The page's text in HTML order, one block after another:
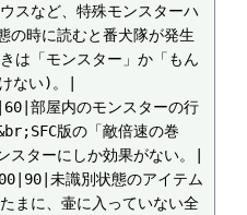
スなど、特殊モンスターハ
の時に読むと番犬隊が発生
は「モンスター」か「もん
ない)。|
部屋内のモンスターの行
版の「敵倍速の巻
スターにしか効果がない。|
未識別状態のアイテム
まに、壷に入っていない全